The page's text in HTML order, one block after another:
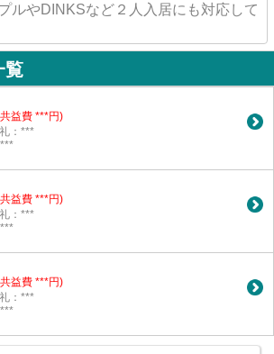
ルやDINKSなど２人入居にも対応して
覧
益費 ***円)
：***
益費 ***円)
：***
益費 ***円)
：***